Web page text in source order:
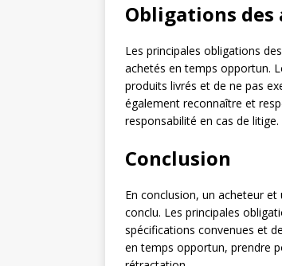
Obligations des
Les principales obligations
achetés en temps opportun.
produits livrés et de ne pas
également reconnaître et
responsabilité en cas de litige.
Conclusion
En conclusion, un acheteur
conclu. Les principales
spécifications convenues et
en temps opportun, prendre